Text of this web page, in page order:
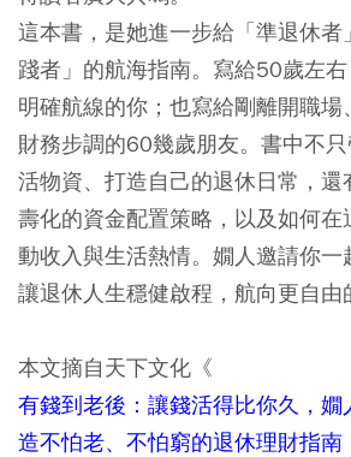
這本書，是她進一步給「準退休者
踐者」的航海指南。寫給50歲左
明確航線的你；也寫給剛離開職場
財務步調的60幾歲朋友。書中不
活物資、打造自己的退休日常，
壽化的資金配置策略，以及如何在
動收入與生活熱情。嫺人邀請你一
讓退休人生穩健啟程，航向更自由
本文摘自天下文化《
有錢到老後：讓錢活得比你久，
造不怕老、不怕窮的退休理財指南